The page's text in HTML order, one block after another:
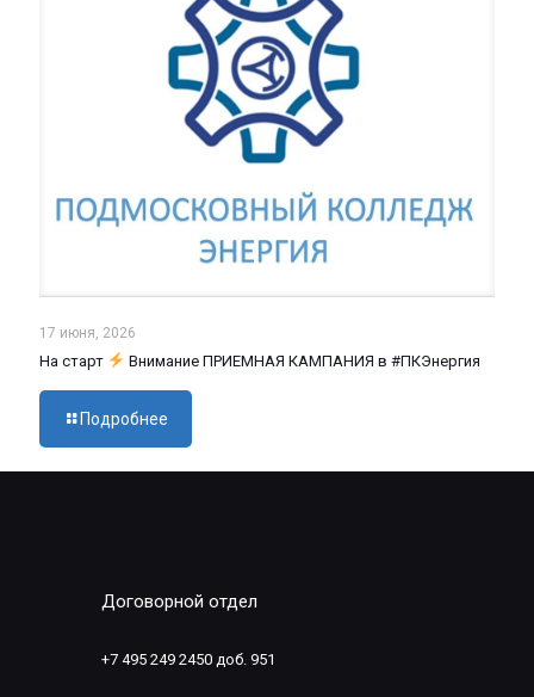
17 июня, 2026
На старт Внимание ПРИЕМНАЯ КАМПАНИЯ в #ПКЭнергия
Подробнее
Договорной отдел
+7 495 249 2450 доб. 951